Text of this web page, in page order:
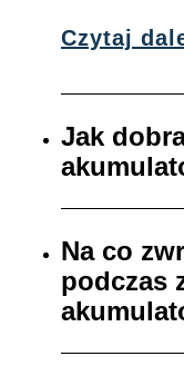
Czytaj
Jak
Na co
podczas